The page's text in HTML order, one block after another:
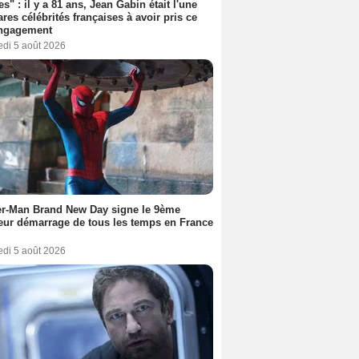
: il y a 81 ans, Jean Gabin était l'une
célébrités françaises à avoir pris ce
5 août 2026
Man Brand New Day signe le 9ème
démarrage de tous les temps en France
5 août 2026